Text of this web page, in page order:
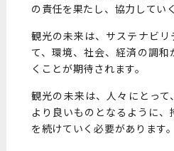
の責任を果たし、協力してい
観光の未来は、サステナビ
て、環境、社会、経済の調
くことが期待されます。
観光の未来は、人々にとって
より良いものとなるように
を続けていく必要があります。